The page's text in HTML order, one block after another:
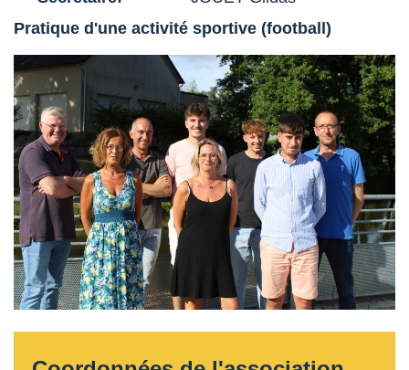
Pratique d'une activité sportive (football)